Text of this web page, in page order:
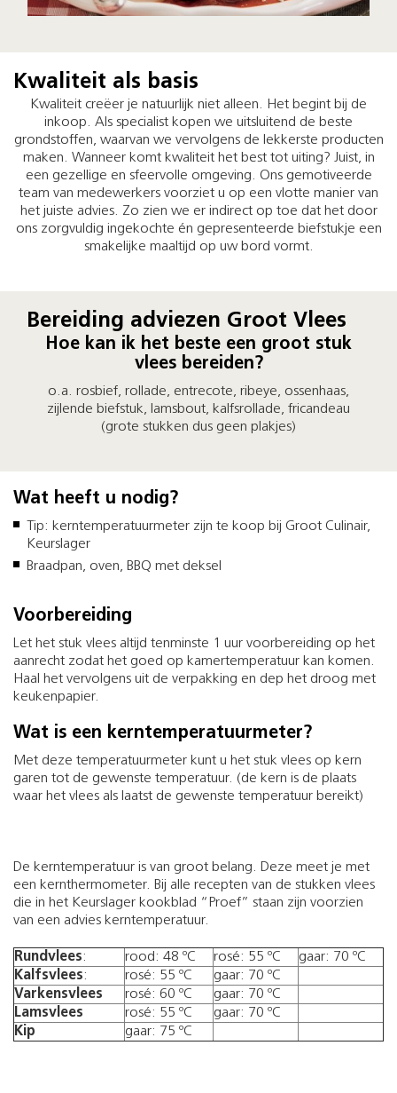
Kwaliteit als basis
Kwaliteit creëer je natuurlijk niet alleen. Het begint bij de
inkoop. Als specialist kopen we uitsluitend de beste
grondstoffen, waarvan we vervolgens de lekkerste producten
maken. Wanneer komt kwaliteit het best tot uiting? Juist, in
een gezellige en sfeervolle omgeving. Ons gemotiveerde
team van medewerkers voorziet u op een vlotte manier van
het juiste advies. Zo zien we er indirect op toe dat het door
ons zorgvuldig ingekochte én gepresenteerde biefstukje een
smakelijke maaltijd op uw bord vormt.
Bereiding adviezen Groot Vlees
Hoe kan ik het beste een groot stuk
vlees bereiden?
o.a. rosbief, rollade, entrecote, ribeye, ossenhaas,
zijlende biefstuk, lamsbout, kalfsrollade, fricandeau
(grote stukken dus geen plakjes)
Wat heeft u nodig?
Tip: kerntemperatuurmeter zijn te koop bij Groot Culinair,
Keurslager
Braadpan, oven, BBQ met deksel
Voorbereiding
Let het stuk vlees altijd tenminste 1 uur voorbereiding op het
aanrecht zodat het goed op kamertemperatuur kan komen.
Haal het vervolgens uit de verpakking en dep het droog met
keukenpapier.
Wat is een kerntemperatuurmeter?
Met deze temperatuurmeter kunt u het stuk vlees op kern
garen tot de gewenste temperatuur. (de kern is de plaats
waar het vlees als laatst de gewenste temperatuur bereikt)
De kerntemperatuur is van groot belang. Deze meet je met
een kernthermometer. Bij alle recepten van de stukken vlees
die in het Keurslager kookblad “Proef” staan zijn voorzien
van een advies kerntemperatuur.
Rundvlees: rood: 48 ºC rosé: 55 ºC
gaar: 70 ºC
Kalfsvlees: rosé: 55 ºC
gaar: 70 ºC
Varkensvlees
rosé: 60 ºC
gaar: 70 ºC
Lamsvlees
rosé: 55 ºC
gaar: 70 ºC
Kip
gaar: 75 ºC